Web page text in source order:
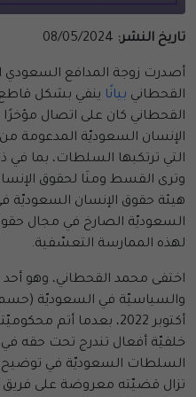
تاريخ النشر:
أصدرت زوجة المدافع السعودي
القحطاني بيانًا ينفي بشكل
القحطاني كان على اتصال
الإنسان السعوديّة المدعومة من
التي ترتكبها السلطات، بما في
وترى القسط ومنَا لحقوق
هيئة حقوق الإنسان السعوديّة
السعوديّة الصارخ في مجال
لهذه الممارسة التعسّفية.
اختفى محمد القحطاني، وهو
خلفيّة أفعال تندرج تحت حقه
السلطات السعوديّة في توضيح
تزال قضيّته معروضة على فريق